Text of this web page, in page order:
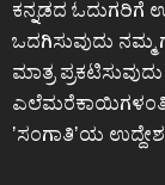
ಕನ್ನಡದ ಓದುಗರಿಗೆ
ಒದಗಿಸುವುದು
ಮಾತ್ರ
ʼಸಂಗಾತಿʼಯ